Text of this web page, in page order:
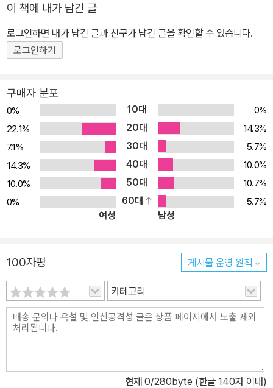
가 단 한 권으로, 쉽고 빠르게 포토샵을 배울 수 있도록 구성였습니다.
포토샵의 기능을 이해하고 직접 따라하면서 배울 수 있도록 핵심 기
능과 실무 예제를 연계하여 설명하였고, 체계적이고 효율적인 학습을
위해 학습 기준을 제시합니다. 광대한 기능 속에서 헤매지 않도록 「독
습 시 궁금한 점은 「왜? Why?」, 「길벗 독자지원센터」를 통해 바로
해결할 수 있습니다.
이 책에 내가 남긴 글
로그인하면 내가 남긴 글과 친구가 남긴 글을 확인할 수 있습니다.
로그인하기
구매자 분포
0% 10대
0%
22.1%
20대
14.3%
7.1%
30대
5.7%
14.3%
40대
10.0%
10.0%
50대
10.7%
0%
60대
5.7%
여성
남성
100자평 게시물 운영 원칙
카테고리
현재 0/280byte (한글 140자 이내)